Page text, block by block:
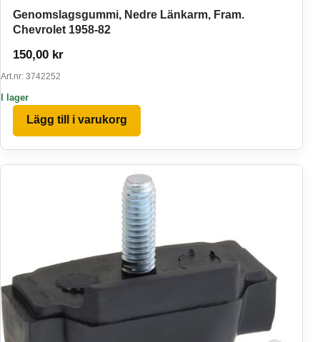
Genomslagsgummi, Nedre Länkarm, Fram.
Chevrolet 1958-82
150,00 kr
Art.nr: 3742252
I lager
Lägg till i varukorg